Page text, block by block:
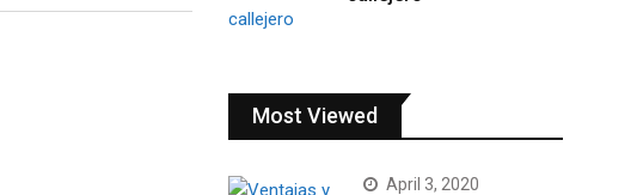
Most Viewed
April 3, 2020